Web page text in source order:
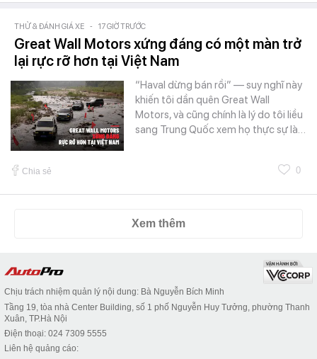
THỬ & ĐÁNH GIÁ XE - 17 GIỜ TRƯỚC
Great Wall Motors xứng đáng có một màn trở
lại rực rỡ hơn tại Việt Nam
“Haval dừng bán rồi” — suy nghĩ này
khiến tôi dần quên Great Wall
Motors, và cũng chính là lý do tôi liều
sang Trung Quốc xem họ thực sự là…
Chia sẻ 0
Xem thêm
Chịu trách nhiệm quản lý nội dung: Bà Nguyễn Bích Minh
Tầng 19, tòa nhà Center Building, số 1 phố Nguyễn Huy Tưởng, phường Thanh
Xuân, TP.Hà Nội
Điện thoại: 024 7309 5555
Liên hệ quảng cáo: